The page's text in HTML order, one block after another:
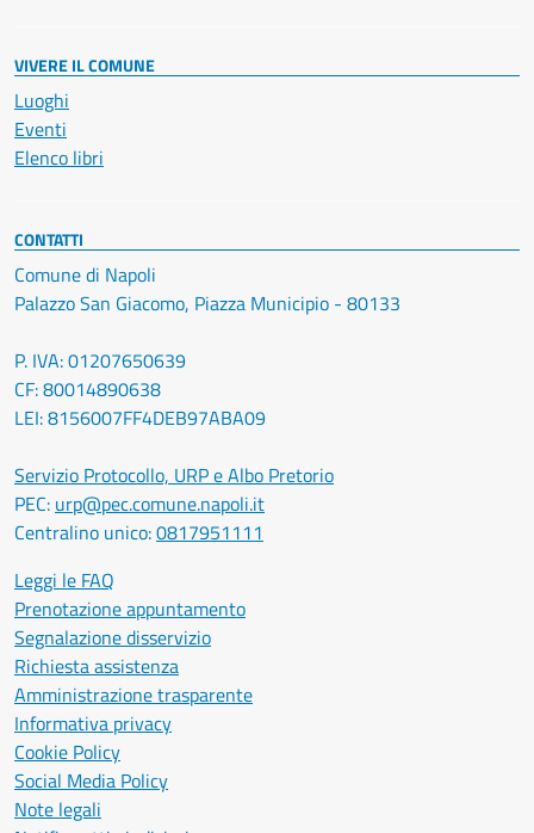
VIVERE IL COMUNE
Luoghi
Eventi
Elenco libri
CONTATTI
Comune di Napoli
Palazzo San Giacomo, Piazza Municipio - 80133
P. IVA: 01207650639
CF: 80014890638
LEI: 8156007FF4DEB97ABA09
Servizio Protocollo, URP e Albo Pretorio
PEC: urp@pec.comune.napoli.it
Centralino unico:0817951111
Leggi le FAQ
Prenotazione appuntamento
Segnalazione disservizio
Richiesta assistenza
Amministrazione trasparente
Informativa privacy
Cookie Policy
Social Media Policy
Note legali